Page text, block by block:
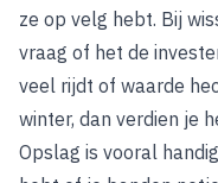
ze op velg hebt. Bij
vraag of het de
veel rijdt of waarde
winter, dan verdien je
Opslag is vooral